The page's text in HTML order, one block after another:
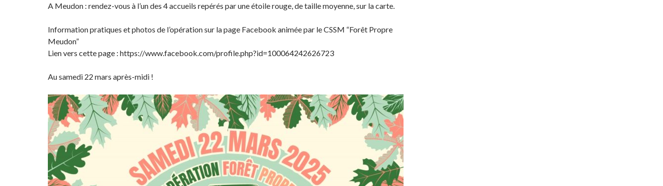
A Meudon : rendez-vous à l’un des 4 accueils repérés par une étoile rouge, de taille moyenne, sur la carte.
Information pratiques et photos de l’opération sur la page Facebook animée par le CSSM “Forêt Propre
Meudon”
Lien vers cette page : https://www.facebook.com/profile.php?id=100064242626723
Au samedi 22 mars après-midi !